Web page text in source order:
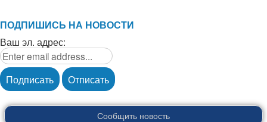
ПОДПИШИСЬ НА НОВОСТИ
Ваш эл. адрес:
Сообщить новость